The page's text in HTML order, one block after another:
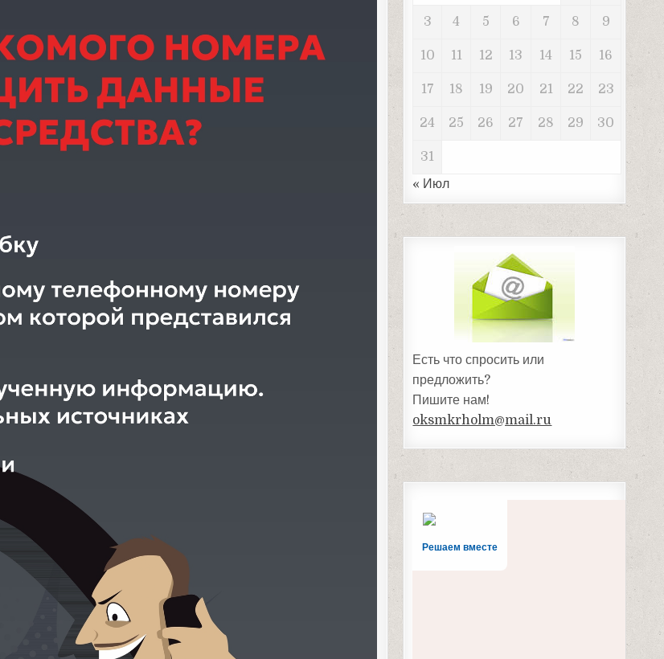
3 4 5 6 7 8 9
10 11 12 13 14 15 16
17 18 19 20 21 22 23
24 25 26 27 28 29 30
31
« Июл
Есть что спросить или
предложить?
Пишите нам!
oksmkrholm@mail.ru
Решаем вместе